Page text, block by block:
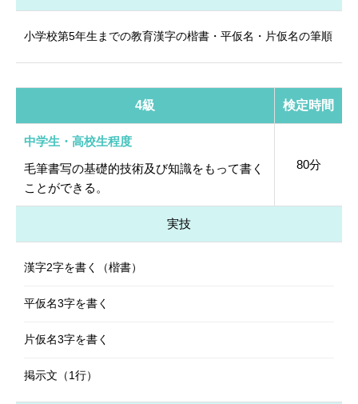
小学校第5年生までの教育漢字の楷書・平仮名・片仮名の筆順
4級 検定時間
中学生・高校生程度
毛筆書写の基礎的技術及び知識をもって書く
ことができる。
80分
実技
漢字2字を書く（楷書）
平仮名3字を書く
片仮名3字を書く
掲示文（1行）